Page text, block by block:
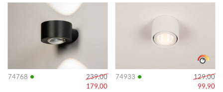
74768 •
239,00
179,00
Info
74933 •
129,00
99,90
Info